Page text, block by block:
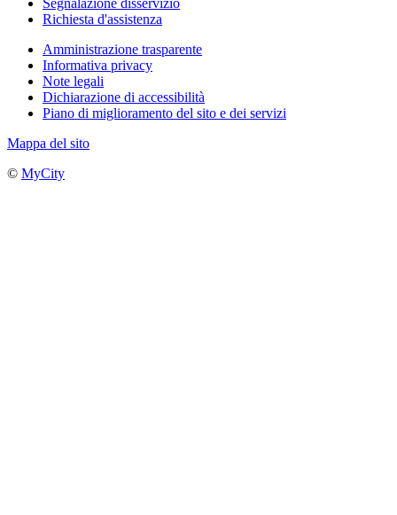
Richiesta d'assistenza
Amministrazione trasparente
Informativa privacy
Note legali
Dichiarazione di accessibilità
Piano di miglioramento del sito e dei servizi
Mappa del sito
© MyCity